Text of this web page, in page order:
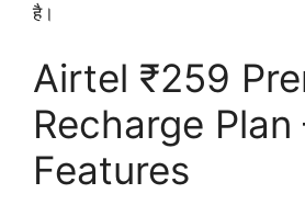
है।
Airtel ₹259
Recharge Plan
Features